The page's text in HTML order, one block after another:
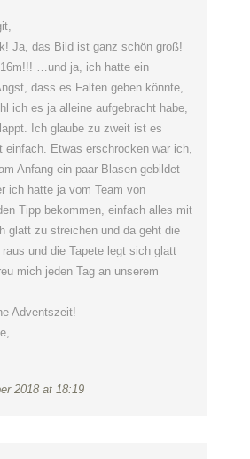
Ja, das Bild ist ganz schön groß!
…und ja, ich hatte ein
dass es Falten geben könnte,
ich es ja alleine aufgebracht habe,
Ich glaube zu zweit ist es
einfach. Etwas erschrocken war ich,
Anfang ein paar Blasen gebildet
ich hatte ja vom Team von
Tipp bekommen, einfach alles mit
glatt zu streichen und da geht die
raus und die Tapete legt sich glatt
mich jeden Tag an unserem
Adventszeit!
2018 at 18:19